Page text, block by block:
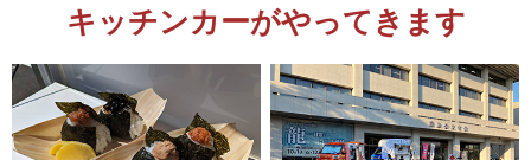
キッチンカーがやってきます